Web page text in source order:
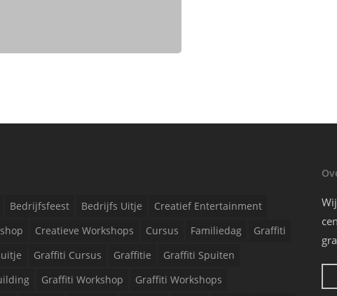
Bedrijfsfeest Bedrijfs Uitje
Creatief Entertainment
Creatieve Workshops Cursus Familiedag
Graffiti
Graffiti Cursus Graffitie
Graffiti Spuiten
Graffiti Workshop
Graffiti Workshops